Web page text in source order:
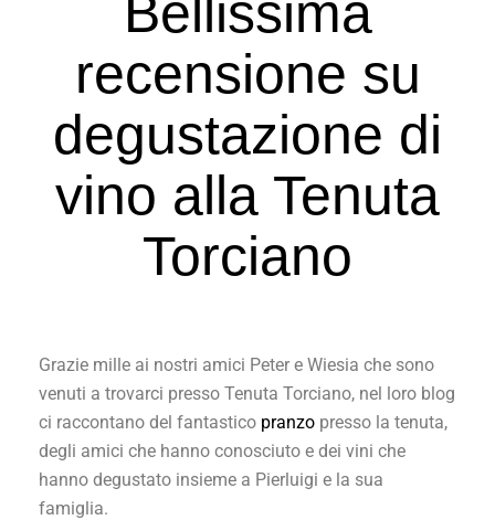
Bellissima
recensione su
degustazione di
vino alla Tenuta
Torciano
Grazie mille ai nostri amici Peter e Wiesia che sono
venuti a trovarci presso Tenuta Torciano, nel loro blog
ci raccontano del fantastico pranzo presso la tenuta,
degli amici che hanno conosciuto e dei vini che
hanno degustato insieme a Pierluigi e la sua
famiglia.